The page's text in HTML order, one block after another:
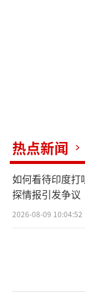
量中，美国
源危机和中
硬刚美国 揭
2）
热点新闻
如何看待印度打
探情报引发争议
2026-08-09 10:04:52